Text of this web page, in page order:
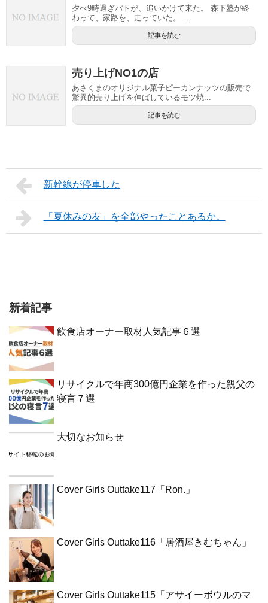
夕べ9時過ぎパトが、追いかけて来た。 森下塾が終
わって、家路を、走っていた。 ...
記事を読む
売り上げNO1の店
あさくまのオリジナル菓子ピーカンナッツの販売で
驚異的売り上げを伸ばしているモツ焼...
記事を読む
新幹線が停車した
「夏休みの友」を全部やったことあるか。
新着記事
飲食店オーナー取材人気記事６選
リサイクルで年商300億円企業を作った親父の
寝言７選
大切なお知らせ
Cover Girls Outtake117「Ron.」
Cover Girls Outtake116「居酒屋きむちゃん」
Cover Girls Outtake115「アサイーボウルのマ